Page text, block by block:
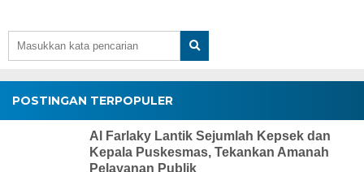
POSTINGAN TERPOPULER
Al Farlaky Lantik Sejumlah Kepsek dan
Kepala Puskesmas, Tekankan Amanah
Pelayanan Publik